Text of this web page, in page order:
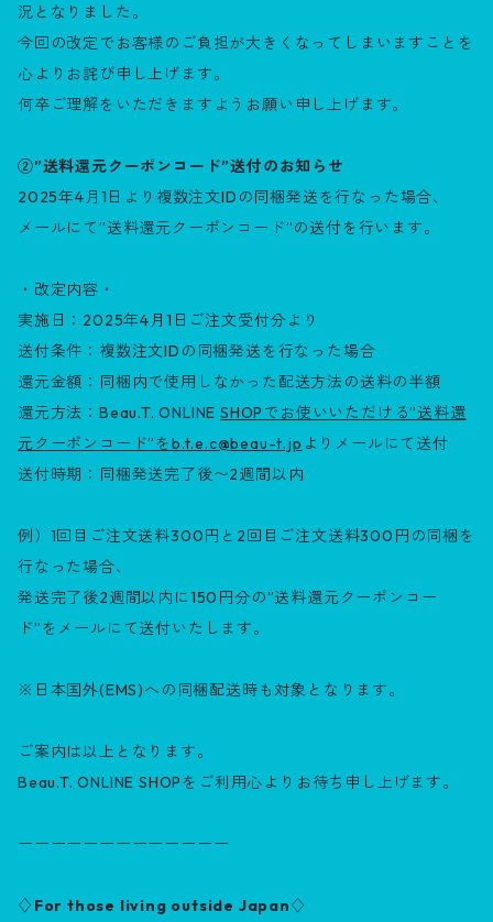
況となりました。
今回の改定でお客様のご負担が大きくなってしまいますことを
心よりお詫び申し上げます。
何卒ご理解をいただきますようお願い申し上げます。
②”送料還元クーポンコード”送付のお知らせ
2025年4月1日より複数注文IDの同梱発送を行なった場合、
メールにて”送料還元クーポンコード”の送付を行います。
・改定内容・
実施日：2025年4月1日ご注文受付分より
送付条件：複数注文IDの同梱発送を行なった場合
還元金額：同梱内で使用しなかった配送方法の送料の半額
還元方法：Beau.T. ONLINESHOPでお使いいただける”送料還
元クーポンコード”をb.t.e.c@beau-t.jp よりメールにて送付
送付時期：同梱発送完了後〜2週間以内
例）1回目ご注文送料300円と2回目ご注文送料300円の同梱を
行なった場合、
発送完了後2週間以内に150円分の”送料還元クーポンコー
ド”をメールにて送付いたします。
※日本国外(EMS)への同梱配送時も対象となります。
ご案内は以上となります。
Beau.T. ONLINE SHOPをご利用心よりお待ち申し上げます。
ーーーーーーーーーーーーー
♢For those living outside Japan♢